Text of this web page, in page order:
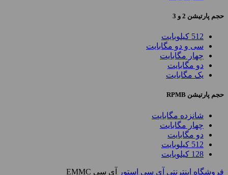
حجم پارتیشن 2 و 3
512 کیلوبایت
سی و دو مگابایت
چهار مگابایت
دو مگابایت
یک مگابایت
حجم پارتیشن RPMB
شانزده مگابایت
چهار مگابایت
دو مگابایت
512 کیلوبایت
128 کیلوبایت
فروشگاه اینترنتی آی سی استور آی سی EMMC